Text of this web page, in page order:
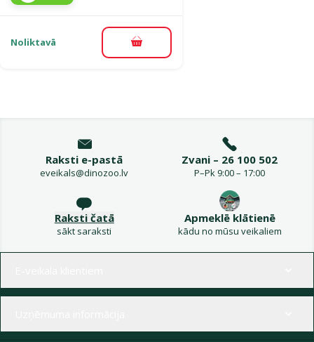
Noliktavā Pievienot grozam
Raksti e-pastā
eveikals@dinozoo.lv
Zvani – 26 100 502
P–Pk 9:00 – 17:00
Raksti čatā
sākt saraksti
Apmeklē klātienē
kādu no mūsu veikaliem